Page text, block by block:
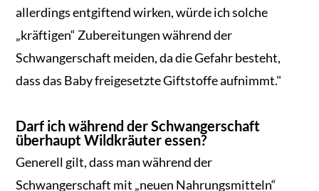
allerdings entgiftend wirken, würde ich solche
„kräftigen“ Zubereitungen während der
Schwangerschaft meiden, da die Gefahr besteht,
dass das Baby freigesetzte Giftstoffe aufnimmt."
Darf ich während der Schwangerschaft
überhaupt Wildkräuter essen?
Generell gilt, dass man während der
Schwangerschaft mit „neuen Nahrungsmitteln“